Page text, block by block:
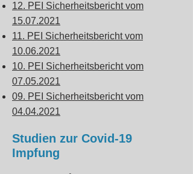
12. PEI Sicherheitsbericht vom
15.07.2021
11. PEI Sicherheitsbericht vom
10.06.2021
10. PEI Sicherheitsbericht vom
07.05.2021
09. PEI Sicherheitsbericht vom
04.04.2021
Studien zur Covid-19
Impfung